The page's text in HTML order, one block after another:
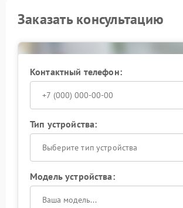
Заказать консультацию
Контактный телефон:
Тип устройства:
Выберите тип устройства
Модель устройства: